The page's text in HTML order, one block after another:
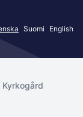
Suomi English
Kyrkogård